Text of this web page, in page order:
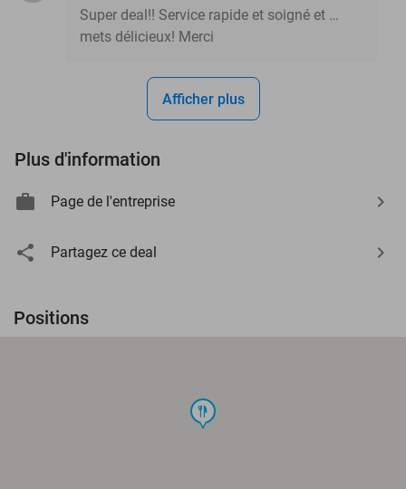
Super deal!! Service rapide et soigné et …
mets délicieux! Merci
Afficher plus
Plus d'information
Page de l'entreprise
Partagez ce deal
Positions
food